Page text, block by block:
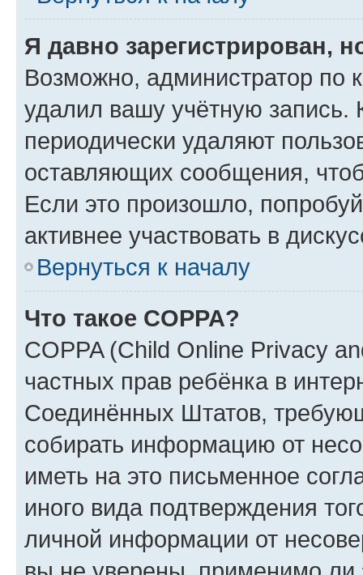
Я давно зарегистрирован,
Возможно, администратор по
удалил вашу учётную запись.
периодически удаляют
оставляющих сообщения,
Если это произошло,
активнее участвовать в
Вернуться к началу
Что такое COPPA?
COPPA (Child Online Privacy
частных прав ребёнка в
Соединённых Штатов,
собирать информацию от
иметь на это письменное
иного вида подтверждения
личной информации от